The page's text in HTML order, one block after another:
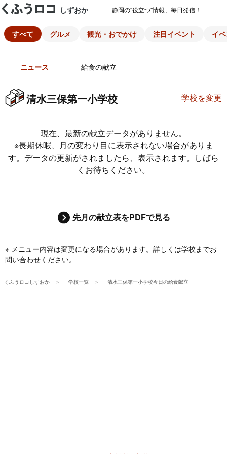
しずおか 静岡の"役立つ"情報、毎日発信！
すべて グルメ 観光・おでかけ 注目イベント イ
ニュース 給食の献立
清水三保第一小学校 学校を変更
現在、最新の献立データがありません。
※長期休暇、月の変わり目に表示されない場合がありま
す。データの更新がされましたら、表示されます。しばら
くお待ちください。
先月の献立表をPDFで見る
※ メニュー内容は変更になる場合があります。詳しくは学校までお
問い合わせください。
くふうロコしずおか 学校一覧 清水三保第一小学校今日の給食献立